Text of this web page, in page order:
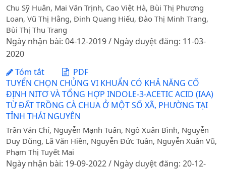
Chu Sỹ Huân, Mai Văn Trịnh, Cao Việt Hà, Bùi Thị Phương
Loan, Vũ Thị Hằng, Đinh Quang Hiếu, Đào Thị Minh Trang,
Bùi Thị Thu Trang
Ngày nhận bài: 04-12-2019 / Ngày duyệt đăng: 11-03-
2020
Tóm tắt
PDF
TUYỂN CHỌN CHỦNG VI KHUẨN CÓ KHẢ NĂNG CỐ
ĐỊNH NITƠ VÀ TỔNG HỢP INDOLE-3-ACETIC ACID (IAA)
TỪ ĐẤT TRỒNG CÀ CHUA Ở MỘT SỐ XÃ, PHƯỜNG TẠI
TỈNH THÁI NGUYÊN
Trần Văn Chí, Nguyễn Mạnh Tuấn, Ngô Xuân Bình, Nguyễn
Duy Dũng, Lã Văn Hiền, Nguyễn Đức Tuân, Nguyễn Xuân Vũ,
Phạm Thị Tuyết Mai
Ngày nhận bài: 19-09-2022 / Ngày duyệt đăng: 20-12-